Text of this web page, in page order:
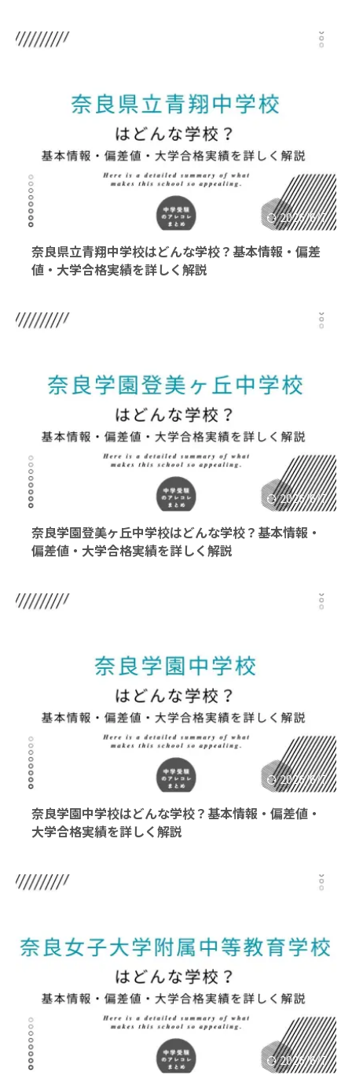
2026/6/7
奈良県立青翔中学校はどんな学校？基本情報・偏差
値・大学合格実績を詳しく解説
2026/6/7
奈良学園登美ヶ丘中学校はどんな学校？基本情報・
偏差値・大学合格実績を詳しく解説
2026/6/7
奈良学園中学校はどんな学校？基本情報・偏差値・
大学合格実績を詳しく解説
2026/6/7